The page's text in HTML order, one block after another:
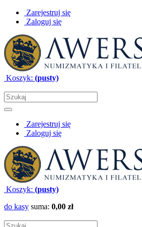
Zarejestruj się
Zaloguj się
Koszyk: (pusty)
Zarejestruj się
Zaloguj się
Koszyk: (pusty)
do kasy suma: 0,00 zł